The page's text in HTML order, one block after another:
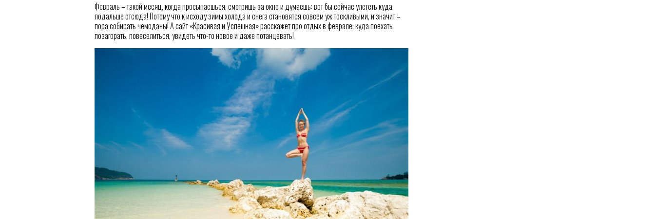
Февраль – такой месяц, когда просыпаешься, смотришь за окно и думаешь: вот бы сейчас улететь куда
подальше отсюда! Потому что к исходу зимы холода и снега становятся совсем уж тоскливыми, и значит –
пора собирать чемоданы! А сайт «Красивая и Успешная» расскажет про отдых в феврале: куда поехать
позагорать, повеселиться, увидеть что-то новое и даже потанцевать!